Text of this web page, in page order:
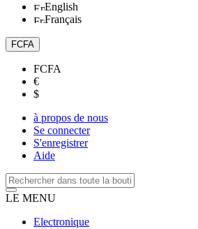
English
Français
FCFA
FCFA
€
$
à propos de nous
Se connecter
S'enregistrer
Aide
LE MENU
Electronique